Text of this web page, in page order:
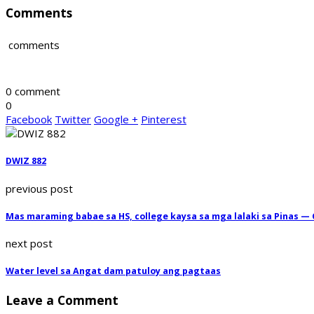
Comments
comments
0 comment
0
Facebook Twitter Google + Pinterest
DWIZ 882
previous post
Mas maraming babae sa HS, college kaysa sa mga lalaki sa Pinas —
next post
Water level sa Angat dam patuloy ang pagtaas
Leave a Comment